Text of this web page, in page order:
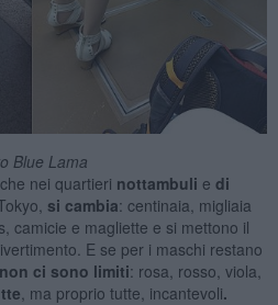
Blue Lama
nei quartieri nottambuli e di
si cambia: centinaia, migliaia
camicie e magliette e si mettono il
E se per i maschi restano
non ci sono limiti: rosa, rosso, viola,
, ma proprio tutte, incantevoli.